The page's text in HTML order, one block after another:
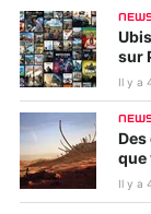
sur
Il y a
que
Il y a